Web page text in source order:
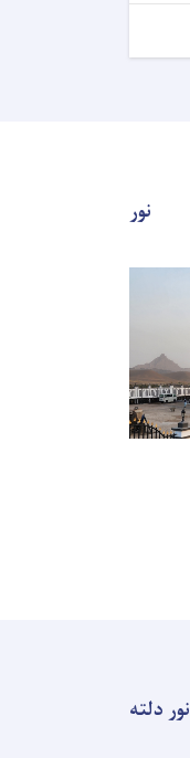
نور
نور دلته